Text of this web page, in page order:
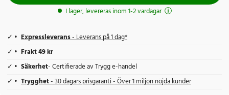
I lager, levereras inom 1-2 vardagar
Expressleverans- Leverans på 1 dag*
Frakt 49 kr
Säkerhet- Certifierade av Trygg e-handel
Trygghet- 30 dagars prisgaranti - Över 1 miljon nöjda kunder